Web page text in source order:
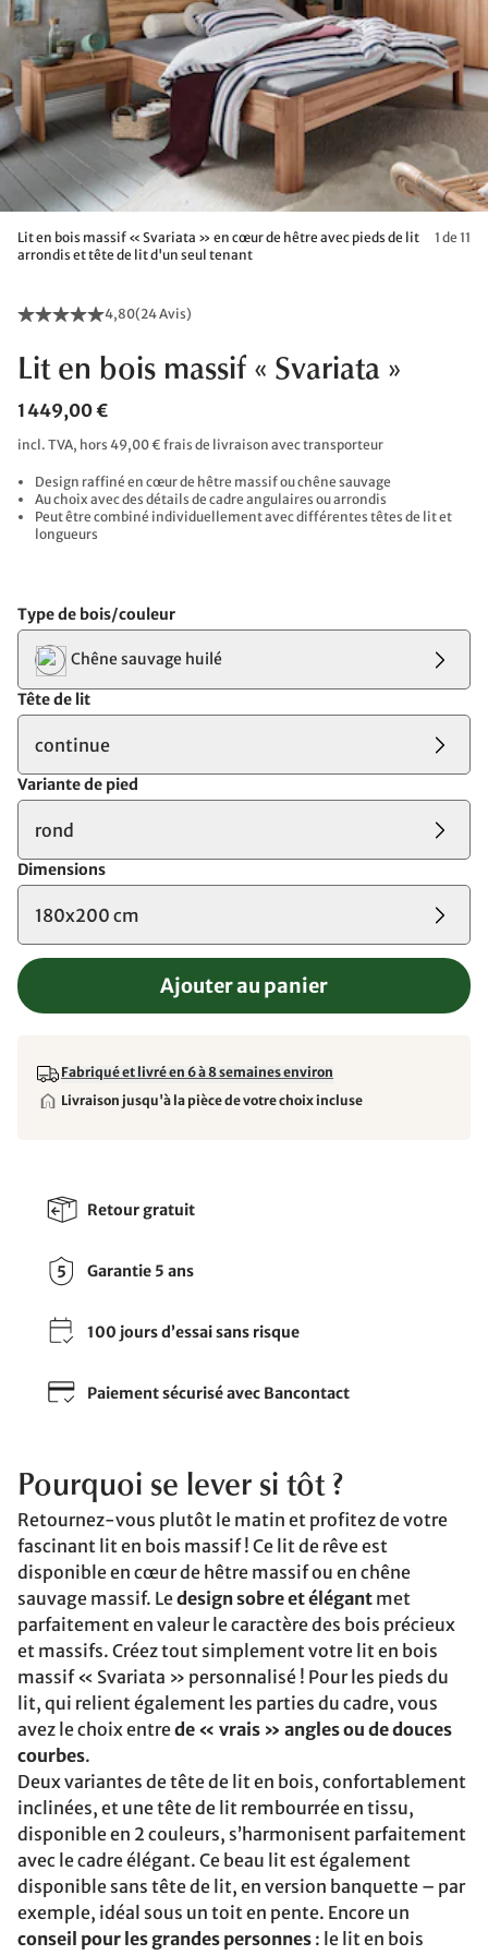
Lit en bois massif « Svariata » en cœur de hêtre avec pieds de lit
arrondis et tête de lit d'un seul tenant
1 de 11
4,80(24 Avis)
Lit en bois massif « Svariata »
1 449,00 €
incl. TVA, hors 49,00 € frais de livraison avec transporteur
Design raffiné en cœur de hêtre massif ou chêne sauvage
Au choix avec des détails de cadre angulaires ou arrondis
Peut être combiné individuellement avec différentes têtes de lit et
longueurs
Type de bois/couleur
Chêne sauvage huilé
Tête de lit
continue
Variante de pied
rond
Dimensions
180x200 cm
Ajouter au panier
Fabriqué et livré en 6 à 8 semaines environ
Livraison jusqu'à la pièce de votre choix incluse
Retour gratuit
Garantie 5 ans
100 jours d’essai sans risque
Paiement sécurisé avec Bancontact
Pourquoi se lever si tôt ?
Retournez-vous plutôt le matin et profitez de votre
fascinant lit en bois massif ! Ce lit de rêve est
disponible en cœur de hêtre massif ou en chêne
sauvage massif. Ledesign sobre et élégant met
parfaitement en valeur le caractère des bois précieux
et massifs. Créez tout simplement votre lit en bois
massif « Svariata » personnalisé ! Pour les pieds du
lit, qui relient également les parties du cadre, vous
avez le choix entrede « vrais » angles ou de douces
courbes.
Deux variantes de tête de lit en bois, confortablement
inclinées, et une tête de lit rembourrée en tissu,
disponible en 2 couleurs, s’harmonisent parfaitement
avec le cadre élégant. Ce beau lit est également
disponible sans tête de lit, en version banquette – par
exemple, idéal sous un toit en pente. Encore un
conseil pour les grandes personnes : le lit en bois